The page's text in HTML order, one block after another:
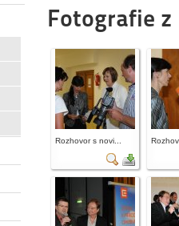
Fotografie
Rozhovor s novi...